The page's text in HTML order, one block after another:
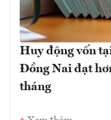
Huy động vốn
Đồng Nai đạt
tháng